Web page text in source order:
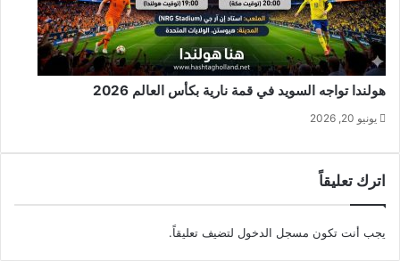
هولندا تواجه السويد في قمة نارية بكأس العالم 2026
يونيو 20, 2026
اترك تعليقاً
يجب أنت تكون مسجل الدخول لتضيف تعليقاً.